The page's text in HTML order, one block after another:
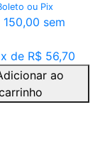
ou Pix
sem
de R$ 56,70